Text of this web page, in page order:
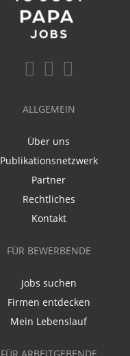
ALLGEMEIN
Über uns
Publikationsnetzwerk
Partner
Rechtliches
Kontakt
FÜR BEWERBENDE
Jobs suchen
Firmen entdecken
Mein Lebenslauf